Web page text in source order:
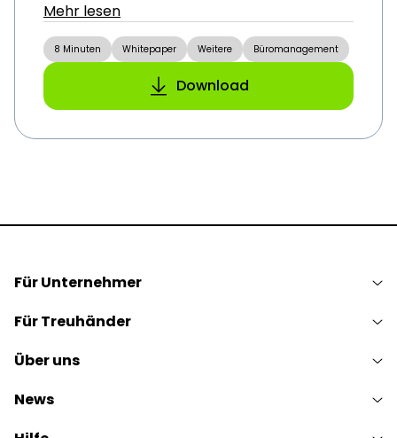
Mehr lesen
8 Minuten Whitepaper Weitere Büromanagement
Download
Für Unternehmer
Für Treuhänder
Über uns
News